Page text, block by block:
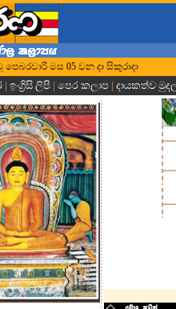
මස 05 වන දා සිකුරාදා
| ඉංග්‍රිසි ලිපි| පෙර කලාප| දායකත්ව